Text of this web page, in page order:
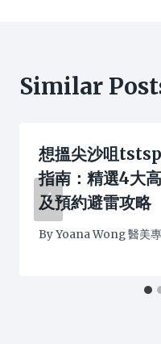
Similar
想搵尖沙咀
指南：精選4大
及預約避雷攻略
ByYoana Wong 醫美